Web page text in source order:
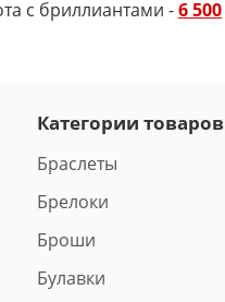
с бриллиантами -6 500
Категории товаров
Браслеты
Брелоки
Броши
Булавки